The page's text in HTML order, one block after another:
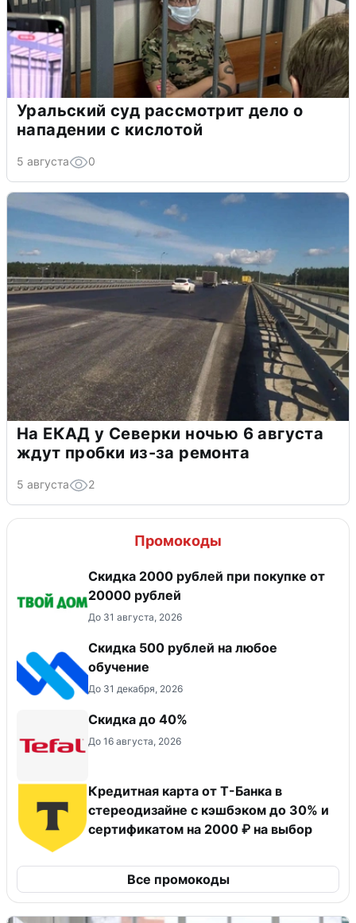
Уральский суд рассмотрит дело о
нападении с кислотой
5 августа 0
На ЕКАД у Северки ночью 6 августа
ждут пробки из-за ремонта
5 августа 2
Промокоды
Скидка 2000 рублей при покупке от
20000 рублей
До 31 августа, 2026
Скидка 500 рублей на любое
обучение
До 31 декабря, 2026
Скидка до 40%
До 16 августа, 2026
Кредитная карта от Т-Банка в
стереодизайне с кэшбэком до 30% и
сертификатом на 2000 ₽ на выбор
Все промокоды